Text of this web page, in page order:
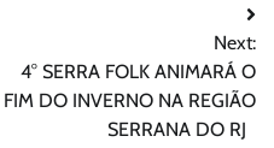
Next:
4° SERRA FOLK ANIMARÁ O
FIM DO INVERNO NA REGIÃO
SERRANA DO RJ